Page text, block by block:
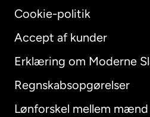
Cookie-politik
Accept af kunder
Erklæring om Moderne
Regnskabsopgørelser
Lønforskel mellem
International